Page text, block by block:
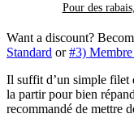
Pour des
Want a discount?
Standard or#3)
Il suffit d’un simple filet
la partir pour bien
recommandé de mettre